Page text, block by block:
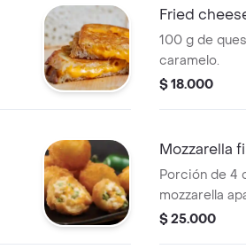
Fried
100 g de
caramelo.
$ 18.000
Mozzarella
Porción de 4
mozzarella
$ 25.000